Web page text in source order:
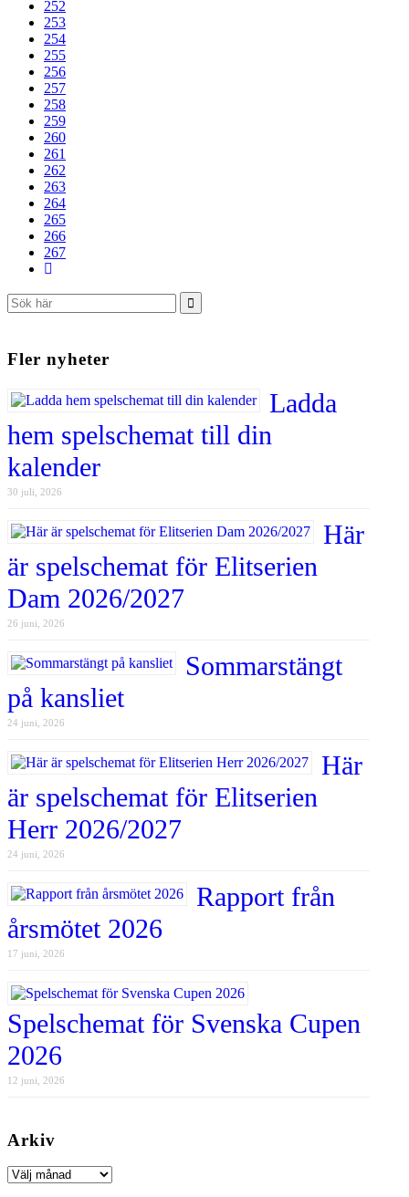
252
253
254
255
256
257
258
259
260
261
262
263
264
265
266
267
Fler nyheter
Ladda
hem spelschemat till din
kalender
30 juli, 2026
Här
är spelschemat för Elitserien
Dam 2026/2027
26 juni, 2026
Sommarstängt
på kansliet
24 juni, 2026
Här
är spelschemat för Elitserien
Herr 2026/2027
24 juni, 2026
Rapport från
årsmötet 2026
17 juni, 2026
Spelschemat för Svenska Cupen
2026
12 juni, 2026
Arkiv